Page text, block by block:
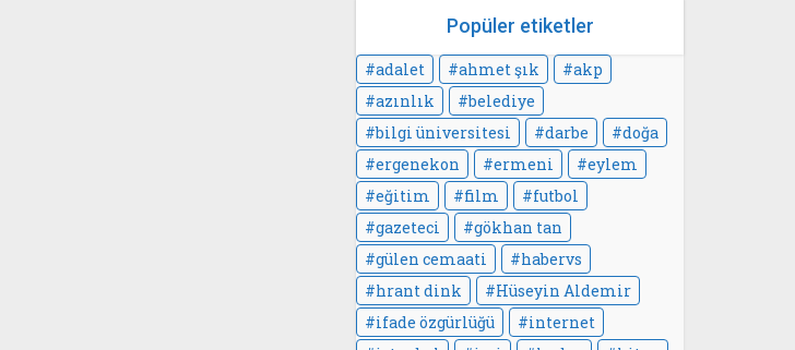
Popüler etiketler
adalet ahmet şık
akp
azınlık
belediye
bilgi üniversitesi
darbe
doğa
ergenekon
ermeni
eylem
eğitim
film
futbol
gazeteci
gökhan tan
gülen cemaati
habervs
hrant dink
Hüseyin Aldemir
ifade özgürlüğü
internet